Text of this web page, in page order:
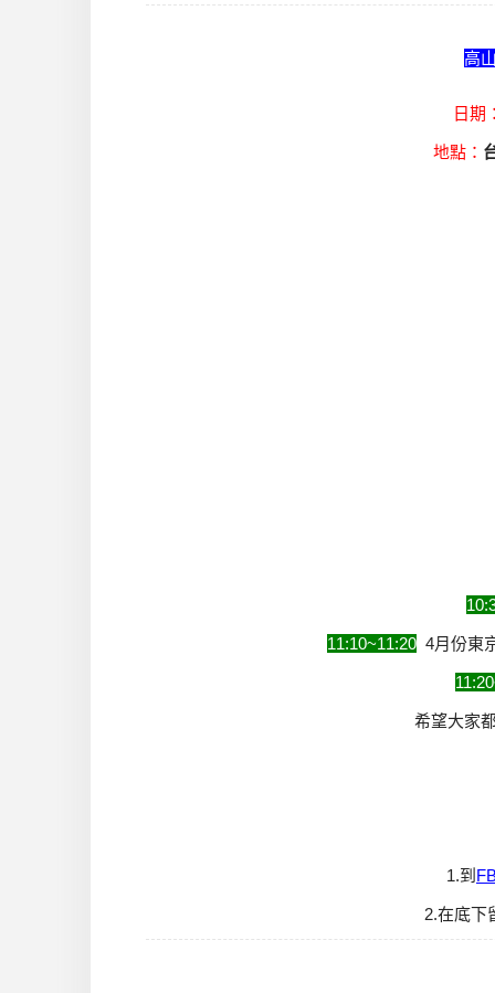
高
日期
地點：
11:10~11:20 4月份東
希望大家
1.到
2.在底下